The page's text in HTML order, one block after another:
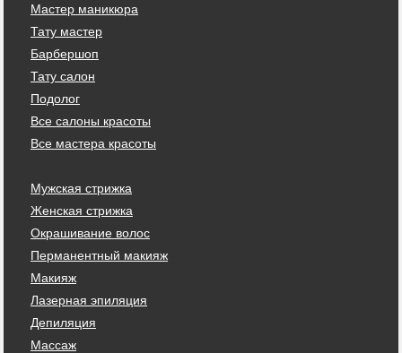
Мастер маникюра
Тату мастер
Барбершоп
Тату салон
Подолог
Все салоны красоты
Все мастера красоты
Мужская стрижка
Женская стрижка
Окрашивание волос
Перманентный макияж
Макияж
Лазерная эпиляция
Депиляция
Массаж